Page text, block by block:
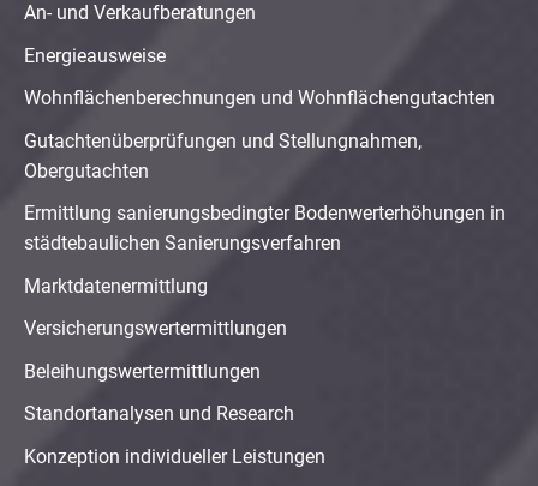
An- und Verkaufberatungen
Energieausweise
Wohnflächenberechnungen und Wohnflächengutachten
Gutachtenüberprüfungen und Stellungnahmen,
Obergutachten
Ermittlung sanierungsbedingter Bodenwerterhöhungen in
städtebaulichen Sanierungsverfahren
Marktdatenermittlung
Versicherungswertermittlungen
Beleihungswertermittlungen
Standortanalysen und Research
Konzeption individueller Leistungen